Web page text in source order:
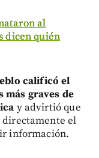
al
dicen quién
calificó el
más graves de
y advirtió que
directamente el
información.